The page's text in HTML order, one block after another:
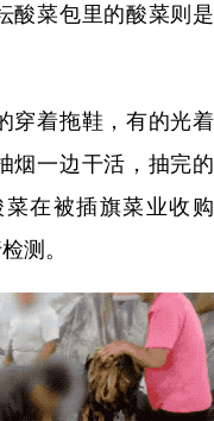
酸菜包里的酸菜则是
穿着拖鞋，有的光着
烟一边干活，抽完的
在被插旗菜业收购
测。